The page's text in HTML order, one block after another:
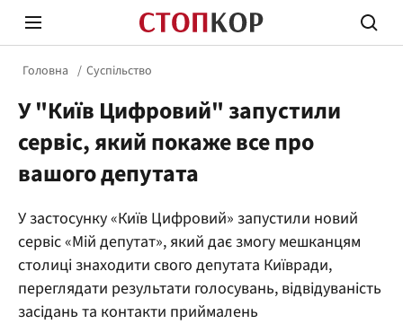
Політика
Головна Суспільство
У "Київ Цифровий" запустили
сервіс, який покаже все про
вашого депутата
У застосунку «Київ Цифровий» запустили новий
сервіс «Мій депутат», який дає змогу мешканцям
столиці знаходити свого депутата Київради,
переглядати результати голосувань, відвідуваність
засідань та контакти приймалень